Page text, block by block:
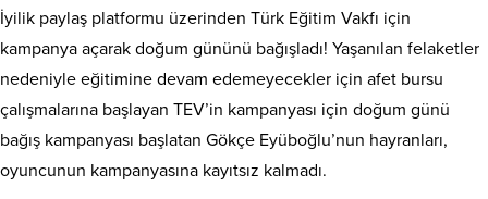
İyilik paylaş platformu üzerinden Türk Eğitim Vakfı için
kampanya açarak doğum gününü bağışladı! Yaşanılan felaketler
nedeniyle eğitimine devam edemeyecekler için afet bursu
çalışmalarına başlayan TEV’in kampanyası için doğum günü
bağış kampanyası başlatan Gökçe Eyüboğlu’nun hayranları,
oyuncunun kampanyasına kayıtsız kalmadı.